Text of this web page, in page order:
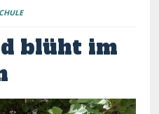
blüht im